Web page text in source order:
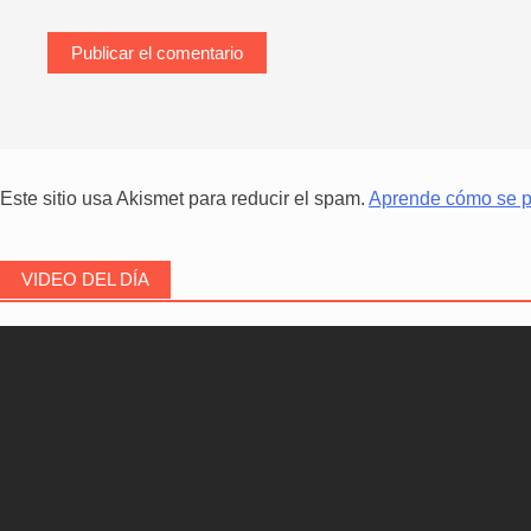
Este sitio usa Akismet para reducir el spam. Aprende cómo se
VIDEO DEL DÍA